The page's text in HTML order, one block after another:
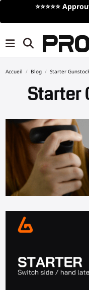
⭐⭐⭐⭐⭐
Accueil Blog Starter
Starter